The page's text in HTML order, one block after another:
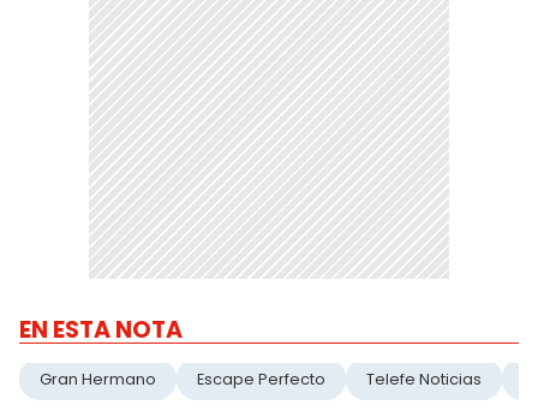
EN ESTA NOTA
Gran Hermano Escape Perfecto Telefe Noticias